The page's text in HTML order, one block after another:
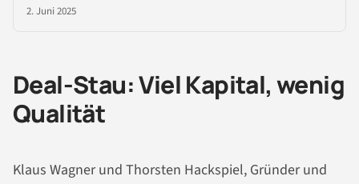
2. Juni 2025
Deal-Stau: Viel Kapital, wenig
Qualität
Klaus Wagner und Thorsten Hackspiel, Gründer und